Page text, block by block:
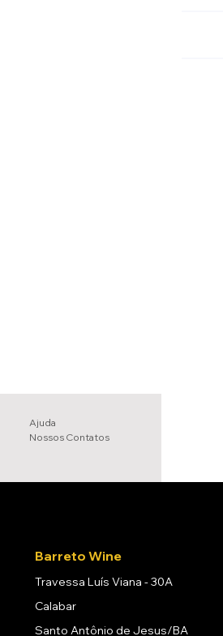
Ajuda
Nossos Contatos
Barreto Wine
Travessa Luís Viana - 30A
Calabar
Santo Antônio de Jesus/BA